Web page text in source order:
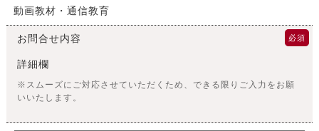
動画教材・通信教育
お問合せ内容
詳細欄
必須
※スムーズにご対応させていただくため、できる限りご入力をお願
いいたします。